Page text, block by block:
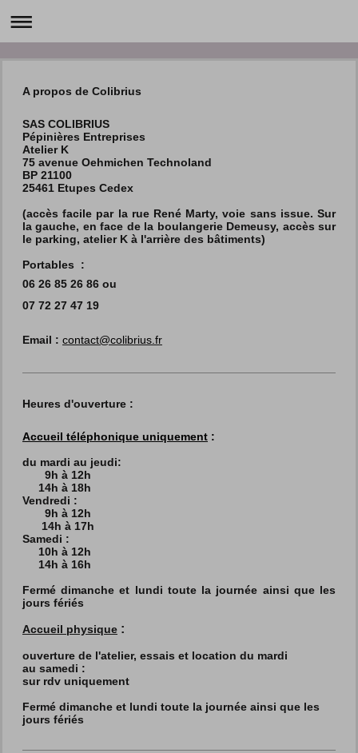
A propos de Colibrius
SAS COLIBRIUS
Pépinières Entreprises
Atelier K
75 avenue Oehmichen Technoland
BP 21100
25461 Etupes Cedex
(accès facile par la rue René Marty, voie sans issue. Sur
la gauche, en face de la boulangerie Demeusy, accès sur
le parking, atelier K à l'arrière des bâtiments)
Portables :
06 26 85 26 86 ou
07 72 27 47 19
Email : contact@colibrius.fr
Heures d'ouverture :
Accueil téléphonique uniquement :
du mardi au jeudi:
9h à 12h
14h à 18h
Vendredi :
9h à 12h
14h à 17h
Samedi :
10h à 12h
14h à 16h
Fermé dimanche et lundi toute la journée ainsi que les
jours fériés
Accueil physique :
ouverture de l'atelier, essais et location du mardi
au samedi :
sur rdv uniquement
Fermé dimanche et lundi toute la journée ainsi que les
jours fériés